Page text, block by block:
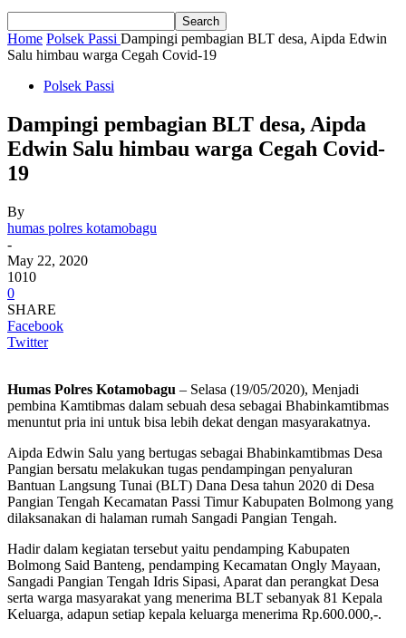
Home Polsek Passi Dampingi pembagian BLT desa, Aipda Edwin
Salu himbau warga Cegah Covid-19
Polsek Passi
Dampingi pembagian BLT desa, Aipda
Edwin Salu himbau warga Cegah Covid-
19
By
humas polres kotamobagu
-
May 22, 2020
1010
0
SHARE
Facebook
Twitter
Humas Polres Kotamobagu – Selasa (19/05/2020), Menjadi
pembina Kamtibmas dalam sebuah desa sebagai Bhabinkamtibmas
menuntut pria ini untuk bisa lebih dekat dengan masyarakatnya.
Aipda Edwin Salu yang bertugas sebagai Bhabinkamtibmas Desa
Pangian bersatu melakukan tugas pendampingan penyaluran
Bantuan Langsung Tunai (BLT) Dana Desa tahun 2020 di Desa
Pangian Tengah Kecamatan Passi Timur Kabupaten Bolmong yang
dilaksanakan di halaman rumah Sangadi Pangian Tengah.
Hadir dalam kegiatan tersebut yaitu pendamping Kabupaten
Bolmong Said Banteng, pendamping Kecamatan Ongly Mayaan,
Sangadi Pangian Tengah Idris Sipasi, Aparat dan perangkat Desa
serta warga masyarakat yang menerima BLT sebanyak 81 Kepala
Keluarga, adapun setiap kepala keluarga menerima Rp.600.000,-.